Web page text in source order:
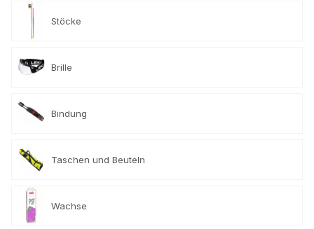
Stöcke
Brille
Bindung
Taschen und Beuteln
Wachse